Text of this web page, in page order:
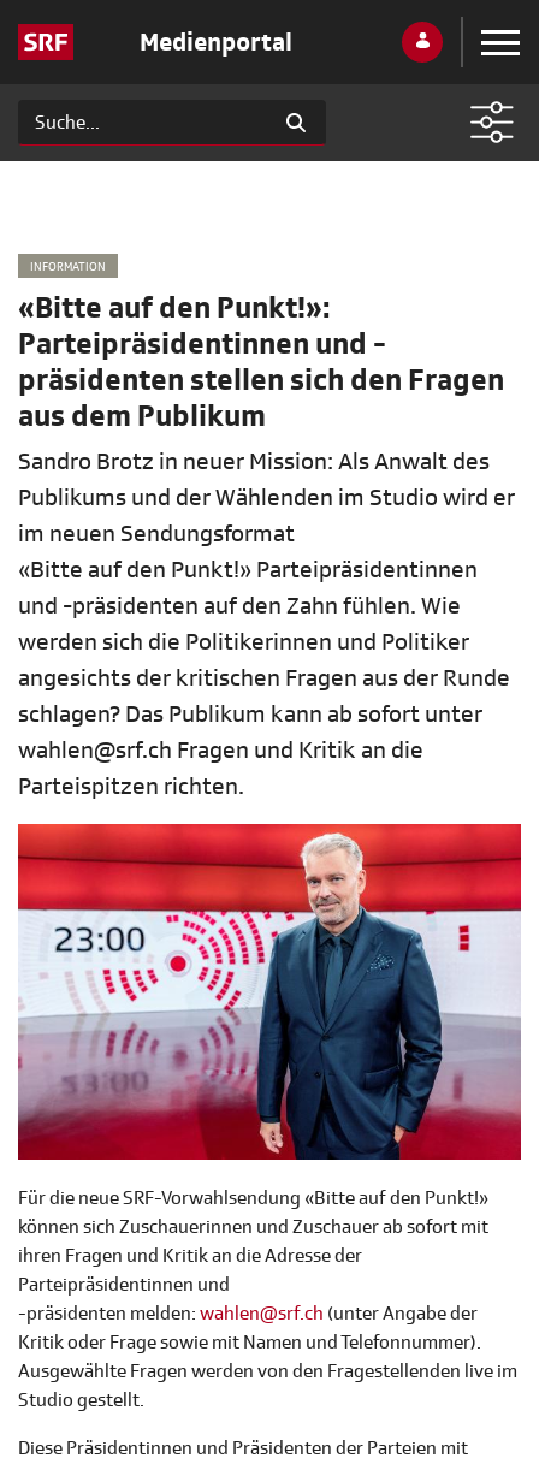
Medienportal
INFORMATION
«Bitte auf den Punkt!»:
Parteipräsidentinnen und -
präsidenten stellen sich den Fragen
aus dem Publikum
Sandro Brotz in neuer Mission: Als Anwalt des
Publikums und der Wählenden im Studio wird er
im neuen Sendungsformat
«Bitte auf den Punkt!» Parteipräsidentinnen
und -präsidenten auf den Zahn fühlen. Wie
werden sich die Politikerinnen und Politiker
angesichts der kritischen Fragen aus der Runde
schlagen? Das Publikum kann ab sofort unter
wahlen@srf.ch Fragen und Kritik an die
Parteispitzen richten.
Für die neue SRF-Vorwahlsendung «Bitte auf den Punkt!»
können sich Zuschauerinnen und Zuschauer ab sofort mit
ihren Fragen und Kritik an die Adresse der
Parteipräsidentinnen und
-präsidenten melden: wahlen@srf.ch (unter Angabe der
Kritik oder Frage sowie mit Namen und Telefonnummer).
Ausgewählte Fragen werden von den Fragestellenden live im
Studio gestellt.
Diese Präsidentinnen und Präsidenten der Parteien mit